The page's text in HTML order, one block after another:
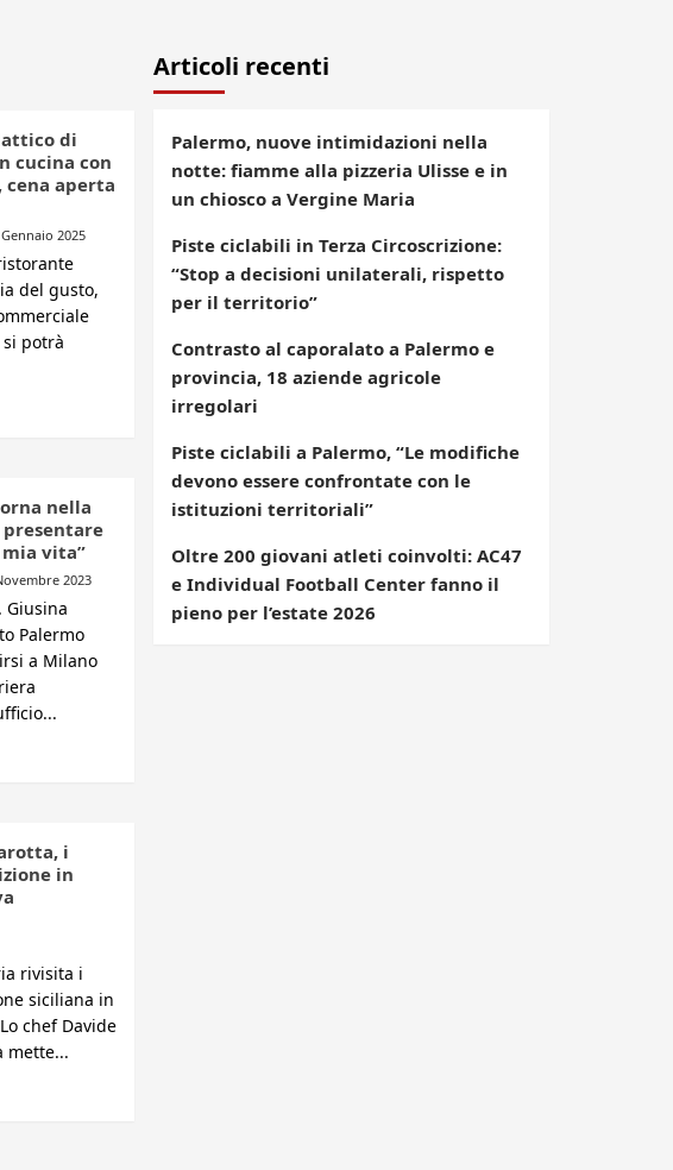
di
cucina con
aperta
Gennaio 2025
del gusto,
potrà
nella
presentare
vita”
2023
Palermo
a Milano
i
in
rivisita i
siciliana in
chef Davide
mette...
Articoli recenti
Palermo, nuove intimidazioni nella
notte: fiamme alla pizzeria Ulisse e in
un chiosco a Vergine Maria
Piste ciclabili in Terza Circoscrizione:
“Stop a decisioni unilaterali, rispetto
per il territorio”
Contrasto al caporalato a Palermo e
provincia, 18 aziende agricole
irregolari
Piste ciclabili a Palermo, “Le modifiche
devono essere confrontate con le
istituzioni territoriali”
Oltre 200 giovani atleti coinvolti: AC47
e Individual Football Center fanno il
pieno per l’estate 2026